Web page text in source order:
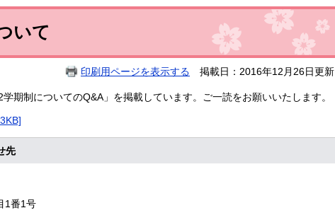
いて
印刷用ページを表示する 掲載日：2016年12月26日更新
期制についてのQ&A」を掲載しています。ご一読をお願いいたします。
先
1番1号